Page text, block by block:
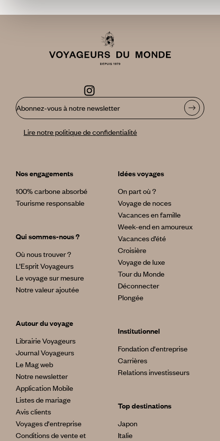
Abonnez-vous à notre newsletter
Lire notre politique de confidentialité
Nos engagements
100% carbone absorbé
Tourisme responsable
Qui sommes-nous ?
Où nous trouver ?
L’Esprit Voyageurs
Le voyage sur mesure
Notre valeur ajoutée
Autour du voyage
Librairie Voyageurs
Journal Voyageurs
Le Mag web
Notre newsletter
Application Mobile
Listes de mariage
Avis clients
Voyages d'entreprise
Conditions de vente et
Idées voyages
On part où ?
Voyage de noces
Vacances en famille
Week-end en amoureux
Vacances d’été
Croisière
Voyage de luxe
Tour du Monde
Déconnecter
Plongée
Institutionnel
Fondation d'entreprise
Carrières
Relations investisseurs
Top destinations
Japon
Italie